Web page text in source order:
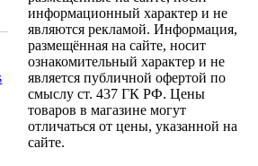
информационный характер и не
являются рекламой. Информация,
размещённая на сайте, носит
ознакомительный характер и не
является публичной офертой по
смыслу ст. 437 ГК РФ. Цены
товаров в магазине могут
отличаться от цены, указанной на
сайте.